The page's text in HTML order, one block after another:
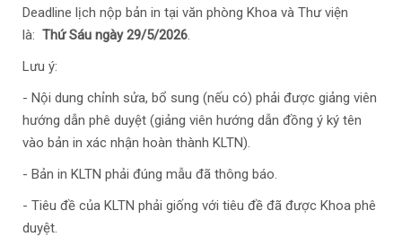
Deadline lịch nộp bản in tại văn phòng Khoa và Thư viện
là: Thứ Sáu ngày 29/5/2026.
Lưu ý:
- Nội dung chỉnh sửa, bổ sung (nếu có) phải được giảng viên
hướng dẫn phê duyệt (giảng viên hướng dẫn đồng ý ký tên
vào bản in xác nhận hoàn thành KLTN).
- Bản in KLTN phải đúng mẫu đã thông báo.
- Tiêu đề của KLTN phải giống với tiêu đề đã được Khoa phê
duyệt.